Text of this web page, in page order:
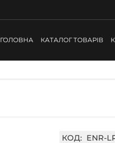
ГОЛОВНА КАТАЛОГ ТОВАРІВ
КОД: ENR-